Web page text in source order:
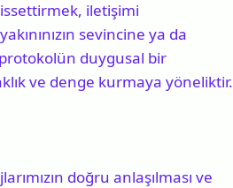
iletişimi
sevincine ya da
duygusal bir
ve denge kurmaya yöneliktir.
doğru anlaşılması ve